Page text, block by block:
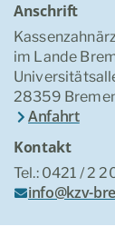
Anschrift
im Lande
28359
Anfahrt
Kontakt
Tel.: 0421 / 2
info@kzv-